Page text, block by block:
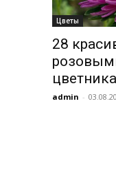
Цветы
28
цветника
admin -